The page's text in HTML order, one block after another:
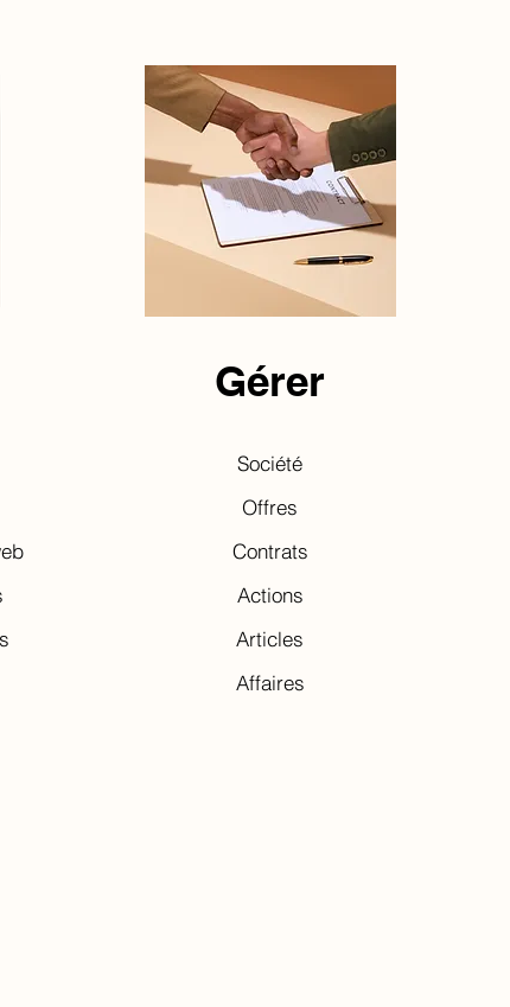
Gérer
Société
Offres
Contrats
Actions
Articles
Affaires